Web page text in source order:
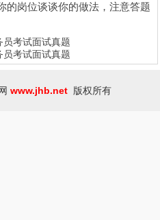
岗位谈谈你的做法，注意答题
考试面试真题
考试面试真题
www.jhb.net 版权所有